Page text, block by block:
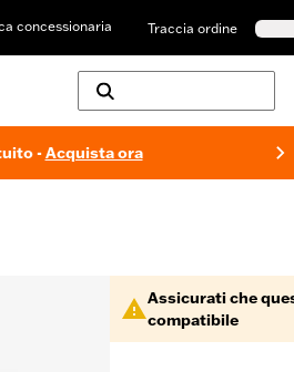
concessionaria Traccia ordine
-Acquista ora
Assicurati che
compatibile